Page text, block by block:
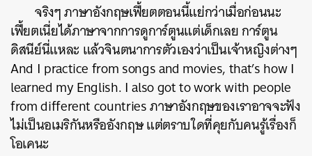
จริงๆ ภาษาอังกฤษเฟี้ยตตอนนี้แย่กว่าเมื่อก่อนนะ
เฟี้ยตเนี่ยได้ภาษาจากการดูการ์ตูนแต่เด็กเลย การ์ตูน
ดิสนีย์นี่แหละ แล้วจินตนาการตัวเองว่าเป็นเจ้าหญิงต่างๆ
And I practice from songs and movies, that’s how I
learned my English. I also got to work with people
from different countries ภาษาอังกฤษของเราอาจจะฟัง
ไม่เป็นอเมริกันหรืออังกฤษ แต่ตราบใดที่คุยกับคนรู้เรื่องก็
โอเคนะ